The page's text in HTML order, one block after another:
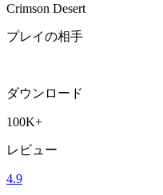
Crimson Desert
プレイの相手
ダウンロード
100K+
レビュー
4.9